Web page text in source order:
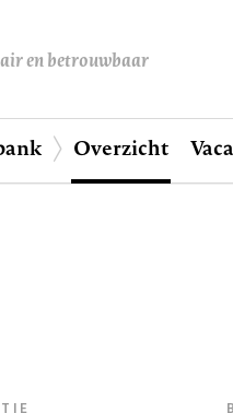
en betrouwbaar
Overzicht